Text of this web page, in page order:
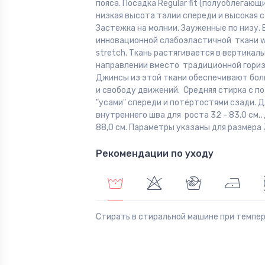
пояса. Посадка Regular fit
низкая высота талии спереди и высокая
Застежка на молнии. Зауженные по низу.
инновационной слабоэластичной ткани
stretch. Ткань растягивается в
направлении вместо традиционной
Джинсы из этой ткани обеспечивают
и свободу движений. Средняя стирка с
"усами" спереди и потёртостями сзади.
внутреннего шва для роста 32 - 83,0 см.,
88,0 см. Параметры указаны для размера
Рекомендации по уходу
Стирать в стиральной машине при